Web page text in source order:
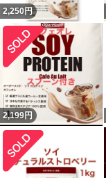
2,250 円
2,199円